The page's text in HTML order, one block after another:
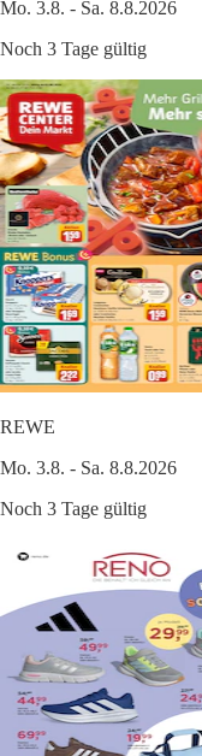
Mo. 3.8. - Sa. 8.8.2026
Noch 3 Tage gültig
REWE
Mo. 3.8. - Sa. 8.8.2026
Noch 3 Tage gültig